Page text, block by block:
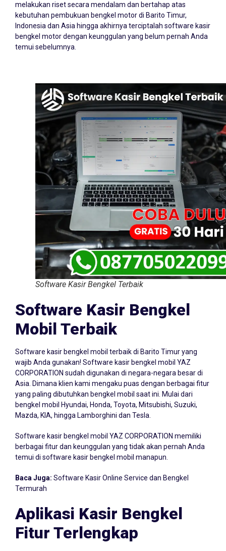
melakukan riset secara mendalam dan bertahap atas
kebutuhan pembukuan bengkel motor di Barito Timur,
Indonesia dan Asia hingga akhirnya terciptalah software kasir
bengkel motor dengan keunggulan yang belum pernah Anda
temui sebelumnya.
Software Kasir Bengkel Terbaik
Software Kasir Bengkel
Mobil Terbaik
Software kasir bengkel mobil terbaik di Barito Timur yang
wajib Anda gunakan! Software kasir bengkel mobil YAZ
CORPORATION sudah digunakan di negara-negara besar di
Asia. Dimana klien kami mengaku puas dengan berbagai fitur
yang paling dibutuhkan bengkel mobil saat ini. Mulai dari
bengkel mobil Hyundai, Honda, Toyota, Mitsubishi, Suzuki,
Mazda, KIA, hingga Lamborghini dan Tesla.
Software kasir bengkel mobil YAZ CORPORATION memiliki
berbagai fitur dan keunggulan yang tidak akan pernah Anda
temui di software kasir bengkel mobil manapun.
Baca Juga: Software Kasir Online Service dan Bengkel
Termurah
Aplikasi Kasir Bengkel
Fitur Terlengkap